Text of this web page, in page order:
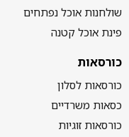
שולחנות אוכל נפתחים
פינת אוכל קטנה
כורסאות
כורסאות לסלון
כסאות משרדיים
כורסאות זוגיות